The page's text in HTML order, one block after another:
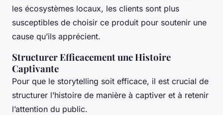
les écosystèmes locaux, les clients sont plus
susceptibles de choisir ce produit pour soutenir une
cause qu’ils apprécient.
Structurer Efficacement une Histoire
Captivante
Pour que le storytelling soit efficace, il est crucial de
structurer l’histoire de manière à captiver et à retenir
l’attention du public.